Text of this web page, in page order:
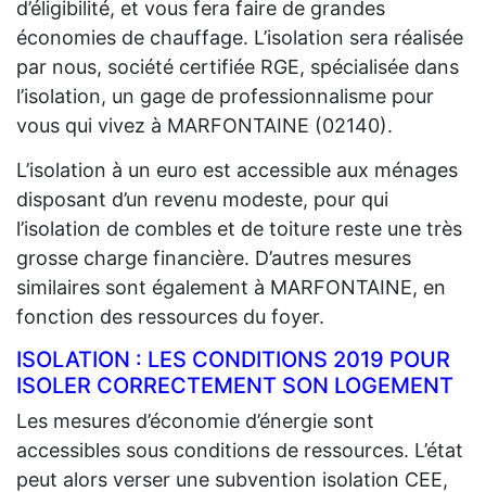
d’éligibilité, et vous fera faire de grandes
économies de chauffage. L’isolation sera réalisée
par nous, société certifiée RGE, spécialisée dans
l’isolation, un gage de professionnalisme pour
vous qui vivez à MARFONTAINE (02140).
L’isolation à un euro est accessible aux ménages
disposant d’un revenu modeste, pour qui
l’isolation de combles et de toiture reste une très
grosse charge financière. D’autres mesures
similaires sont également à MARFONTAINE, en
fonction des ressources du foyer.
ISOLATION : LES CONDITIONS 2019 POUR
ISOLER CORRECTEMENT SON LOGEMENT
Les mesures d’économie d’énergie sont
accessibles sous conditions de ressources. L’état
peut alors verser une subvention isolation CEE,